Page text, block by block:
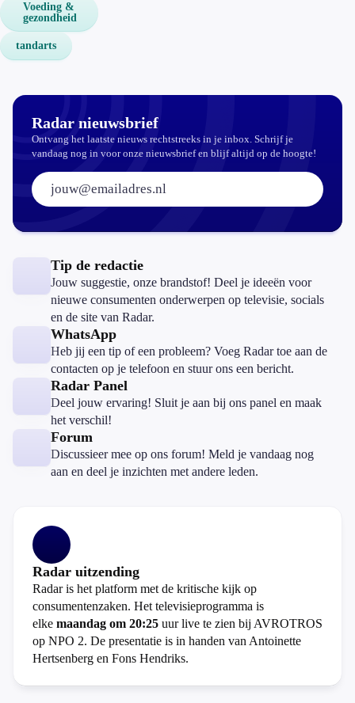
Voeding &
gezondheid
tandarts
Radar nieuwsbrief
Ontvang het laatste nieuws rechtstreeks in je inbox. Schrijf je
vandaag nog in voor onze nieuwsbrief en blijf altijd op de hoogte!
E-mailadres:
Tip de redactie
Jouw suggestie, onze brandstof! Deel je ideeën voor
nieuwe consumenten onderwerpen op televisie, socials
en de site van Radar.
WhatsApp
Heb jij een tip of een probleem? Voeg Radar toe aan de
contacten op je telefoon en stuur ons een bericht.
Radar Panel
Deel jouw ervaring! Sluit je aan bij ons panel en maak
het verschil!
Forum
Discussieer mee op ons forum! Meld je vandaag nog
aan en deel je inzichten met andere leden.
Radar uitzending
Radar is het platform met de kritische kijk op
consumentenzaken. Het televisieprogramma is
elke maandag om 20:25 uur live te zien bij AVROTROS
op NPO 2. De presentatie is in handen van Antoinette
Hertsenberg en Fons Hendriks.